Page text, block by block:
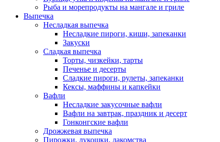
Рыба и морепродукты на мангале и гриле
Выпечка
Несладкая выпечка
Несладкие пироги, киши, запеканки
Закуски
Сладкая выпечка
Торты, чизкейки, тарты
Печенье и десерты
Сладкие пироги, рулеты, запеканки
Кексы, маффины и капкейки
Вафли
Несладкие закусочные вафли
Вафли на завтрак, праздник и десерт
Гонконгские вафли
Дрожжевая выпечка
Пирожки, лукошки, лакомства